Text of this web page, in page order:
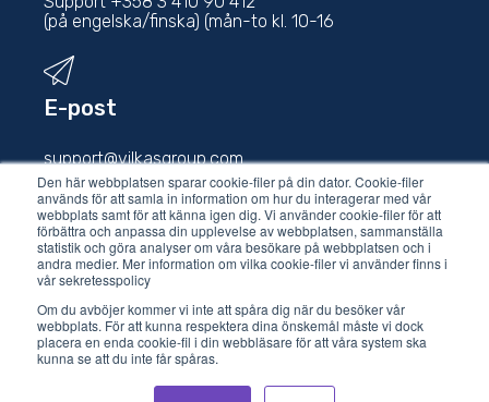
Den här webbplatsen sparar cookie-filer på din dator. Cookie-filer
används för att samla in information om hur du interagerar med vår
webbplats samt för att känna igen dig. Vi använder cookie-filer för att
förbättra och anpassa din upplevelse av webbplatsen, sammanställa
statistik och göra analyser om våra besökare på webbplatsen och i
andra medier. Mer information om vilka cookie-filer vi använder finns i
vår sekretesspolicy
Om du avböjer kommer vi inte att spåra dig när du besöker vår
webbplats. För att kunna respektera dina önskemål måste vi dock
placera en enda cookie-fil i din webbläsare för att våra system ska
kunna se att du inte får spåras.
(på engelska/finska) (mån-to kl. 10-16
E-post
support@vilkasgroup.com
sales@vilkasgroup.com